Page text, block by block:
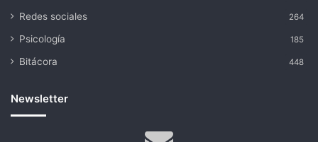
Redes sociales 264
Psicología 185
Bitácora 448
Newsletter